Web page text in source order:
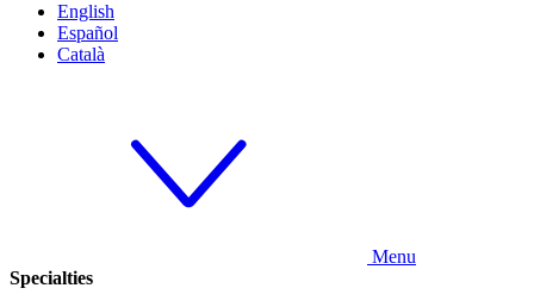
English
Español
Català
Menu
Specialties